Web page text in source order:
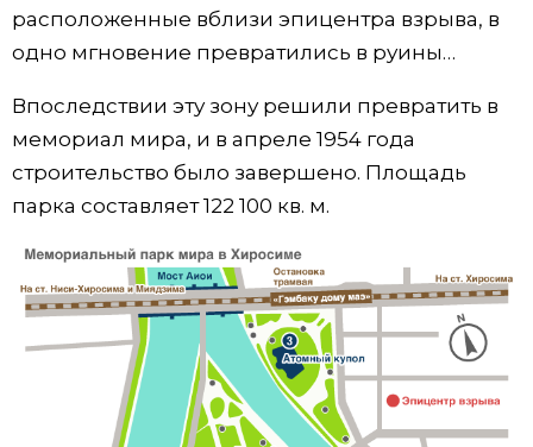
расположенные вблизи эпицентра взрыва, в
одно мгновение превратились в руины…
Впоследствии эту зону решили превратить в
мемориал мира, и в апреле 1954 года
строительство было завершено. Площадь
парка составляет 122 100 кв. м.